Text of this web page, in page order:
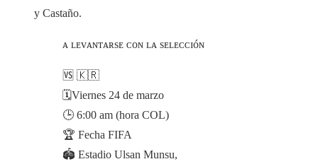
y Castaño.
ᴀ ʟᴇᴠᴀɴᴛᴀʀsᴇ ᴄᴏɴ ʟᴀ sᴇʟᴇᴄᴄɪóɴ
🆚 🇰🇷
🗓️Viernes 24 de marzo
🕒 6:00 am (hora COL)
🏆 Fecha FIFA
🏟️ Estadio Ulsan Munsu,